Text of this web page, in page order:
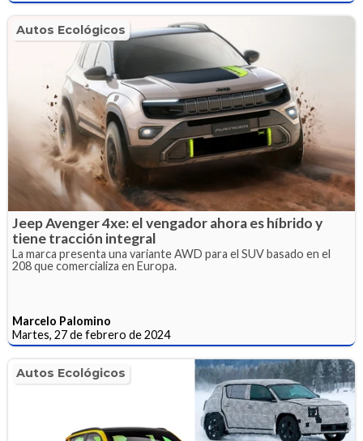
Autos Ecológicos
Jeep Avenger 4xe: el vengador ahora es híbrido y
tiene tracción integral
La marca presenta una variante AWD para el SUV basado en el
208 que comercializa en Europa.
Marcelo Palomino
Martes, 27 de febrero de 2024
Autos Ecológicos